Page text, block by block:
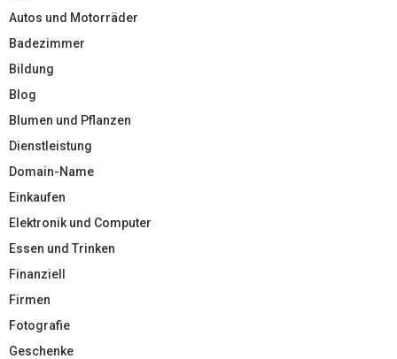
Autos und Motorräder
Badezimmer
Bildung
Blog
Blumen und Pflanzen
Dienstleistung
Domain-Name
Einkaufen
Elektronik und Computer
Essen und Trinken
Finanziell
Firmen
Fotografie
Geschenke